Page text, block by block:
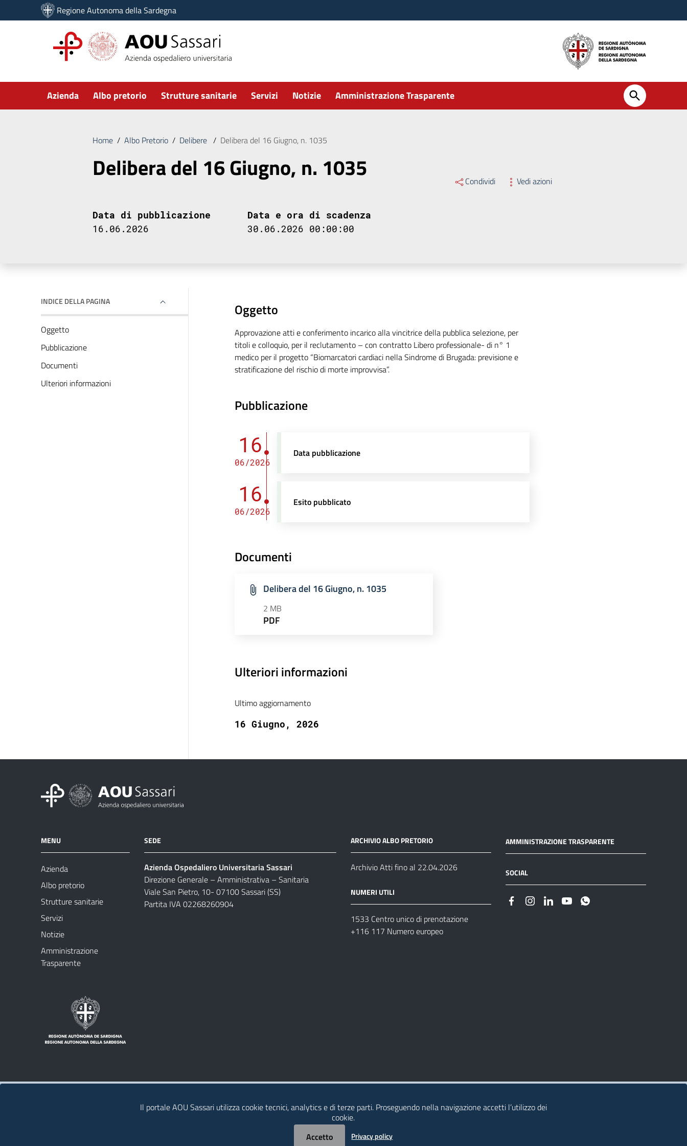
Vai ai contenuti
Vai al menu di navigazione
Vai al footer
Regione Autonoma della Sardegna
Submenu
Azienda Albo pretorio Strutture sanitarie Servizi Notizie Amministrazione Trasparente
Home / Albo Pretorio / Delibere / Delibera del 16 Giugno, n. 1035
Delibera del 16 Giugno, n. 1035 Condividi Vedi azioni
Data di pubblicazione
16.06.2026
Data e ora di scadenza
30.06.2026 00:00:00
INDICE DELLA PAGINA
Oggetto
Pubblicazione
Documenti
Ulteriori informazioni
Oggetto
Approvazione atti e conferimento incarico alla vincitrice della pubblica selezione, per
titoli e colloquio, per il reclutamento – con contratto Libero professionale- di n° 1
medico per il progetto “Biomarcatori cardiaci nella Sindrome di Brugada: previsione e
stratificazione del rischio di morte improvvisa”.
Pubblicazione
16
06/2026
Data pubblicazione
16
06/2026
Esito pubblicato
Documenti
Delibera del 16 Giugno, n. 1035
2 MB
PDF
Ulteriori informazioni
Ultimo aggiornamento
16 Giugno, 2026
MENU
Azienda
Albo pretorio
Strutture sanitarie
Servizi
Notizie
Amministrazione
Trasparente
SEDE
Azienda Ospedaliero Universitaria Sassari
Direzione Generale – Amministrativa – Sanitaria
Viale San Pietro, 10- 07100 Sassari (SS)
Partita IVA 02268260904
ARCHIVIO ALBO PRETORIO
Archivio Atti fino al 22.04.2026
NUMERI UTILI
1533 Centro unico di prenotazione
+116 117 Numero europeo
AMMINISTRAZIONE TRASPARENTE
SOCIAL
Il portale AOU Sassari utilizza cookie tecnici, analytics e di terze parti. Proseguendo nella navigazione accetti l’utilizzo dei
cookie.
Accetto
Privacy policy